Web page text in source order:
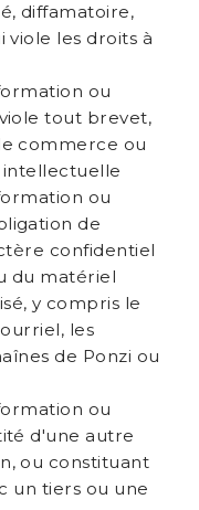
diffamatoire,
viole les droits à
ou
tout brevet,
commerce ou
ou
de
confidentiel
du matériel
y compris le
les
de Ponzi ou
ou
d'une autre
ou constituant
un tiers ou une